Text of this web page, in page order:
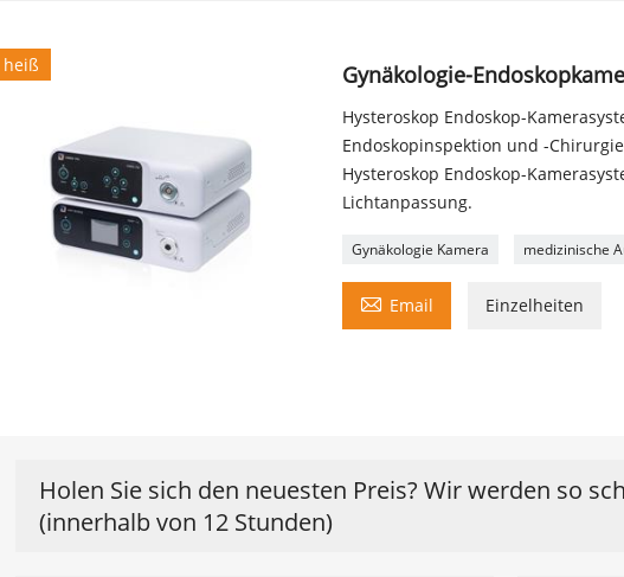
heiß Gynäkologie-
Hysteroskop Endoskop-
Endoskopinspektion und -
Hysteroskop Endoskop-
Lichtanpassung.
Gynäkologie Kamera medizinische
 Email Einzelheiten
Holen Sie sich den neuesten Preis? Wir werden so
(innerhalb von 12 Stunden)